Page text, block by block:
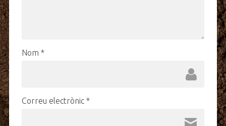
Nom *
Correu electrònic *